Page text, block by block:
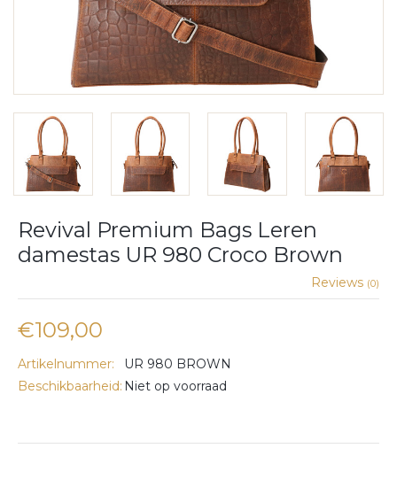
Revival Premium Bags Leren
damestas UR 980 Croco Brown
Reviews (0)
€109,00
Artikelnummer:
UR 980 BROWN
Beschikbaarheid: Niet op voorraad